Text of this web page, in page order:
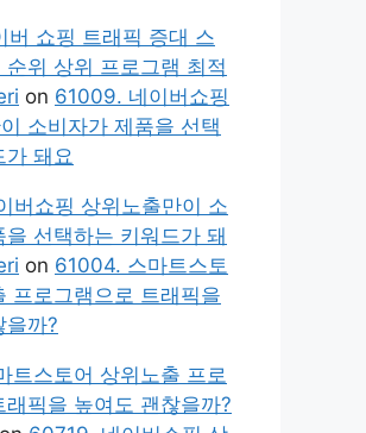
버 쇼핑 트래픽 증대 스
순위 상위 프로그램 최적
on 61009. 네이버쇼핑
소비자가 제품을 선택
가 돼요
버쇼핑 상위노출만이 소
을 선택하는 키워드가 돼
on 61004. 스마트스토
프로그램으로 트래픽을
을까?
트스토어 상위노출 프로
래픽을 높여도 괜찮을까?